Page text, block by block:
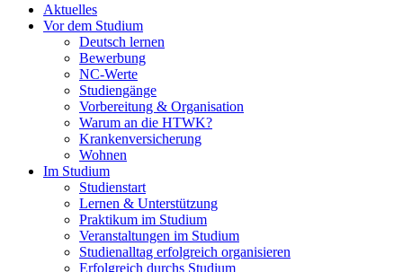
Aktuelles
Vor dem Studium
Deutsch lernen
Bewerbung
NC-Werte
Studiengänge
Vorbereitung & Organisation
Warum an die HTWK?
Krankenversicherung
Wohnen
Im Studium
Studienstart
Lernen & Unterstützung
Praktikum im Studium
Veranstaltungen im Studium
Studienalltag erfolgreich organisieren
Erfolgreich durchs Studium